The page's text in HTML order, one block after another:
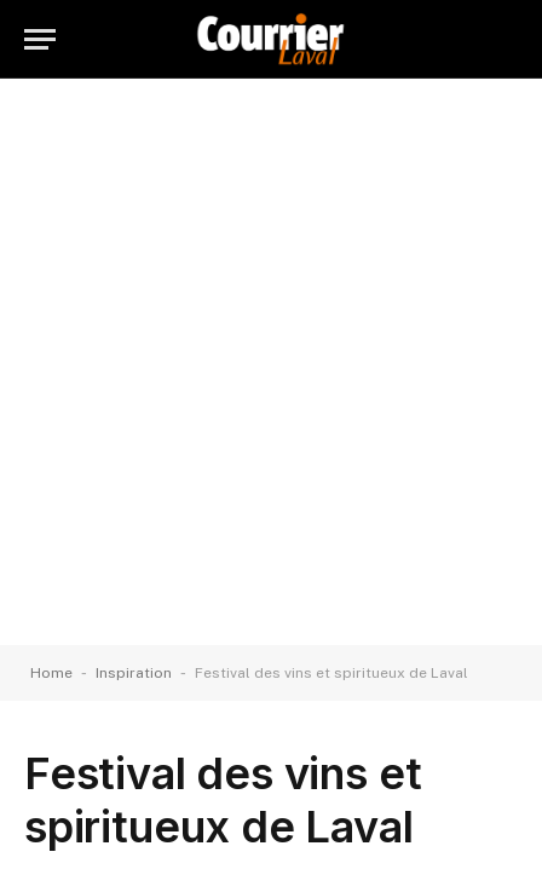
Home - Inspiration - Festival des vins et spiritueux de Laval
Festival des vins et
spiritueux de Laval